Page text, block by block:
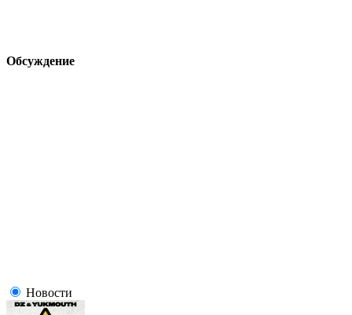
Обсуждение
Новости